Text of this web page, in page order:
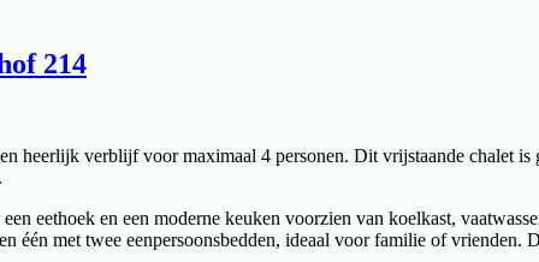
214
heerlijk verblijf voor maximaal 4 personen. Dit vrijstaande chalet
eethoek en een moderne keuken voorzien van koelkast,
één met twee eenpersoonsbedden, ideaal voor familie of